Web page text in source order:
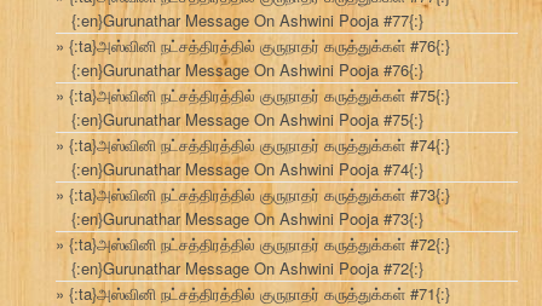
{:en}Gurunathar Message On Ashwini Pooja #77{:}
{:ta}அஸ்வினி நட்சத்திரத்தில் குருநாதர் கருத்துக்கள் #76{:}
{:en}Gurunathar Message On Ashwini Pooja #76{:}
{:ta}அஸ்வினி நட்சத்திரத்தில் குருநாதர் கருத்துக்கள் #75{:}
{:en}Gurunathar Message On Ashwini Pooja #75{:}
{:ta}அஸ்வினி நட்சத்திரத்தில் குருநாதர் கருத்துக்கள் #74{:}
{:en}Gurunathar Message On Ashwini Pooja #74{:}
{:ta}அஸ்வினி நட்சத்திரத்தில் குருநாதர் கருத்துக்கள் #73{:}
{:en}Gurunathar Message On Ashwini Pooja #73{:}
{:ta}அஸ்வினி நட்சத்திரத்தில் குருநாதர் கருத்துக்கள் #72{:}
{:en}Gurunathar Message On Ashwini Pooja #72{:}
{:ta}அஸ்வினி நட்சத்திரத்தில் குருநாதர் கருத்துக்கள் #71{:}